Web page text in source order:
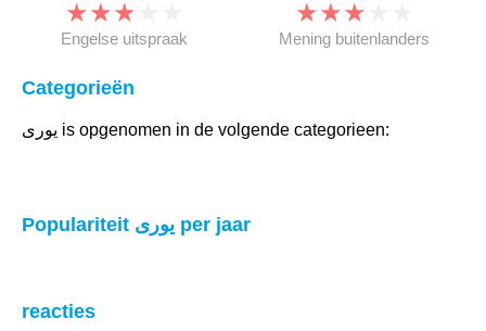
★★★
Engelse uitspraak
★★★
Mening buitenlanders
Categorieën
يورى is opgenomen in de volgende categorieen:
Populariteit يورى per jaar
reacties